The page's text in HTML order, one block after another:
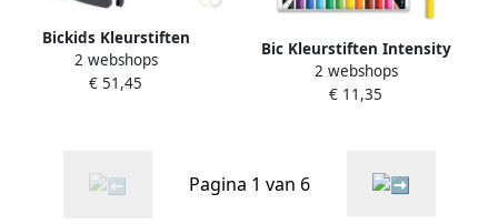
Bickids Kleurstiften
visacolor ecolutions XL
assorti schoolbox Ã 144
2 webshops
€ 51,45
Bic Kleurstiften Intensity
dual-tip assorti etuià 12
stuks
2 webshops
€ 11,35
Pagina 1 van 6